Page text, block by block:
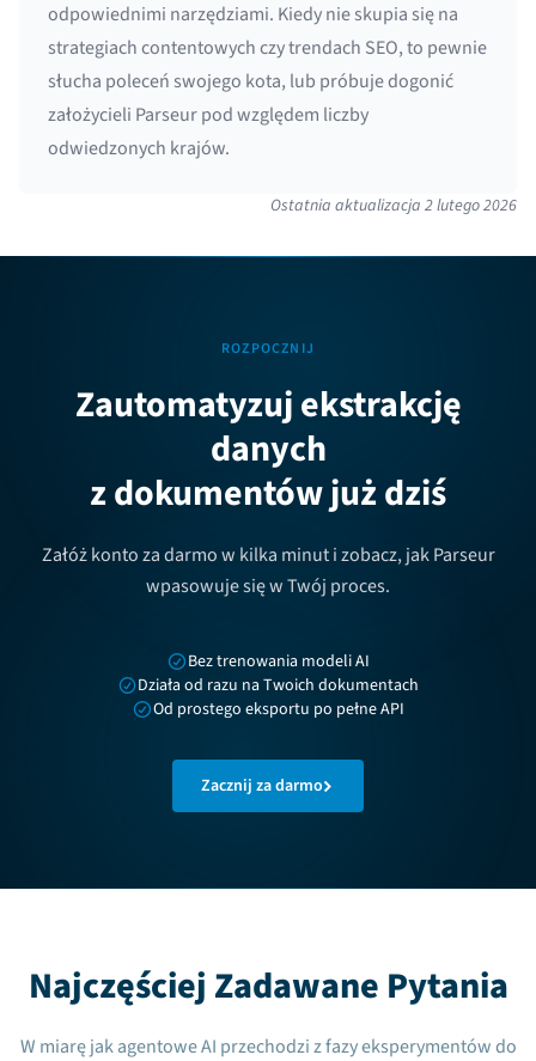
odpowiednimi narzędziami. Kiedy nie skupia się na
strategiach contentowych czy trendach SEO, to pewnie
słucha poleceń swojego kota, lub próbuje dogonić
założycieli Parseur pod względem liczby
odwiedzonych krajów.
Ostatnia aktualizacja 2 lutego 2026
ROZPOCZNIJ
Zautomatyzuj ekstrakcję
danych
z dokumentów już dziś
Załóż konto za darmo w kilka minut i zobacz, jak Parseur
wpasowuje się w Twój proces.
Bez trenowania modeli AI
Działa od razu na Twoich dokumentach
Od prostego eksportu po pełne API
Zacznij za darmo
Najczęściej Zadawane Pytania
W miarę jak agentowe AI przechodzi z fazy eksperymentów do